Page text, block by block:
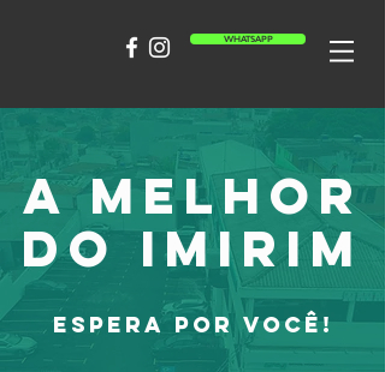
WHATSAPP
A MELHOR
DO IMIRIM
ESPERA POR VOCÊ!